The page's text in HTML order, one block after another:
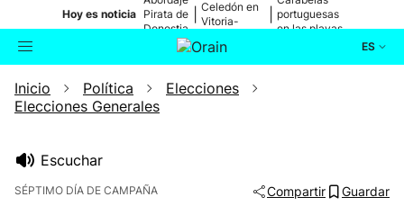
Hoy es noticia Pirata de
Donostia
Celedón en
Vitoria-
portuguesas
en las playas
ES
Buscador Actualidad
Inicio Política
Elecciones
Elecciones Generales
Escuchar
SÉPTIMO DÍA DE CAMPAÑA Compartir Guardar